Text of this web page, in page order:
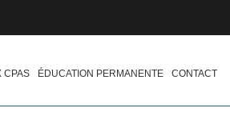
CPAS ÉDUCATION PERMANENTE CONTACT